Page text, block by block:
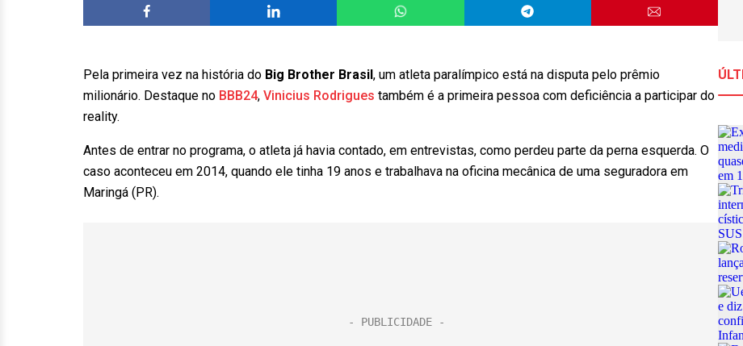
Pela primeira vez na história do Big Brother Brasil, um atleta paralímpico está na disputa pelo prêmio
milionário. Destaque no BBB24, Vinicius Rodrigues também é a primeira pessoa com deficiência a participar do
reality.
Antes de entrar no programa, o atleta já havia contado, em entrevistas, como perdeu parte da perna esquerda. O
caso aconteceu em 2014, quando ele tinha 19 anos e trabalhava na oficina mecânica de uma seguradora em
Maringá (PR).